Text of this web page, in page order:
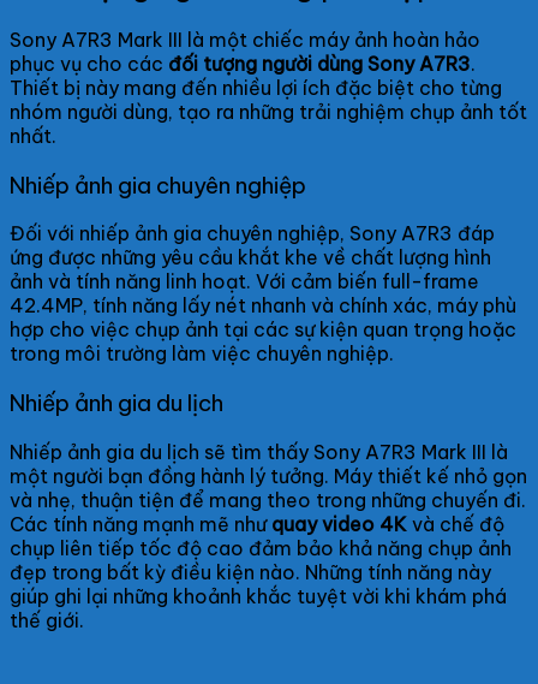
Sony A7R3 Mark III là một chiếc máy ảnh hoàn hảo
phục vụ cho các đối tượng người dùng Sony A7R3.
Thiết bị này mang đến nhiều lợi ích đặc biệt cho từng
nhóm người dùng, tạo ra những trải nghiệm chụp ảnh tốt
nhất.
Nhiếp ảnh gia chuyên nghiệp
Đối với nhiếp ảnh gia chuyên nghiệp, Sony A7R3 đáp
ứng được những yêu cầu khắt khe về chất lượng hình
ảnh và tính năng linh hoạt. Với cảm biến full-frame
42.4MP, tính năng lấy nét nhanh và chính xác, máy phù
hợp cho việc chụp ảnh tại các sự kiện quan trọng hoặc
trong môi trường làm việc chuyên nghiệp.
Nhiếp ảnh gia du lịch
Nhiếp ảnh gia du lịch sẽ tìm thấy Sony A7R3 Mark III là
một người bạn đồng hành lý tưởng. Máy thiết kế nhỏ gọn
và nhẹ, thuận tiện để mang theo trong những chuyến đi.
Các tính năng mạnh mẽ như quay video 4K và chế độ
chụp liên tiếp tốc độ cao đảm bảo khả năng chụp ảnh
đẹp trong bất kỳ điều kiện nào. Những tính năng này
giúp ghi lại những khoảnh khắc tuyệt vời khi khám phá
thế giới.